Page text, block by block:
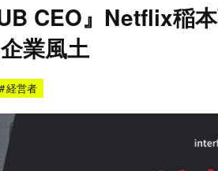
CEO』Netflix稲
業風土
#経営者